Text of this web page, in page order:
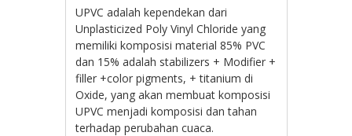
UPVC adalah kependekan dari
Unplasticized Poly Vinyl Chloride yang
memiliki komposisi material 85% PVC
dan 15% adalah stabilizers + Modifier +
filler +color pigments, + titanium di
Oxide, yang akan membuat komposisi
UPVC menjadi komposisi dan tahan
terhadap perubahan cuaca.